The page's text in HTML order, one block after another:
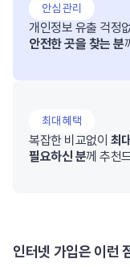
안심 관리
개인정보 유출 걱정
안전한 곳을 찾는 분
최대 혜택
복잡한 비교없이 최
필요하신 분께 추천
인터넷 가입은 이런